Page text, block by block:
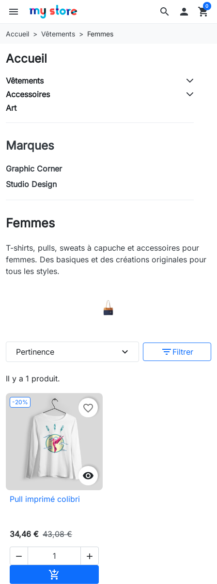
search
menu  shopping_cart
0
Accueil Vêtements Femmes
Accueil
Vêtements
Accessoires
Art
Marques
Graphic Corner
Studio Design
Femmes
T-shirts, pulls, sweats à capuche et accessoires pour
femmes. Des basiques et des créations originales pour
tous les styles.
Il y a 1 produit.
Pertinence expand_more filter_list Filtrer
-20%

favorite_border
Pull imprimé colibri
34,46 € 43,08 €
 
